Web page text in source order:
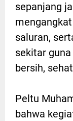
sepanjang
saluran,
sekitar
bersih,
Peltu
bahwa